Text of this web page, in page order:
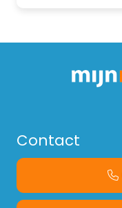
Contact